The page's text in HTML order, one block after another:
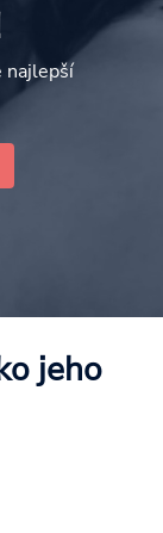
najlepší
jeho